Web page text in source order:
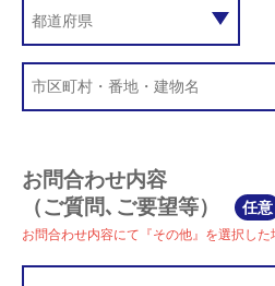
お問合わせ内容
（ご質問､ご要望等）
任意
お問合わせ内容にて『その他』を選択した